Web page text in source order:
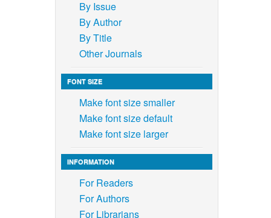
By Issue
By Author
By Title
Other Journals
FONT SIZE
Make font size smaller
Make font size default
Make font size larger
INFORMATION
For Readers
For Authors
For Librarians